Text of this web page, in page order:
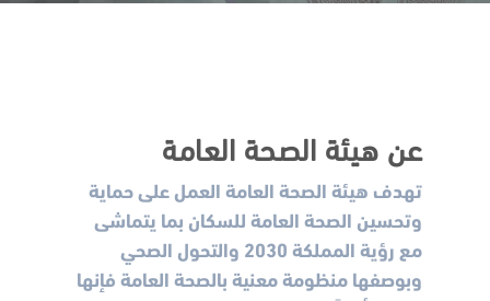
عن هيئة الصحة العامة
تهدف هيئة الصحة العامة العمل على حماية
وتحسين الصحة العامة للسكان بما يتماشى
مع رؤية المملكة 2030 والتحول الصحي
وبوصفها منظومة معنية بالصحة العامة فإنها